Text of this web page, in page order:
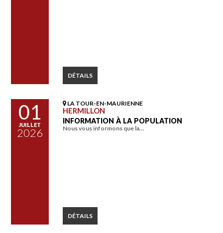
DÉTAILS
01
JUILLET
2026
LA TOUR-EN-MAURIENNE
HERMILLON
INFORMATION À LA POPULATION
Nous vous informons que la…
DÉTAILS